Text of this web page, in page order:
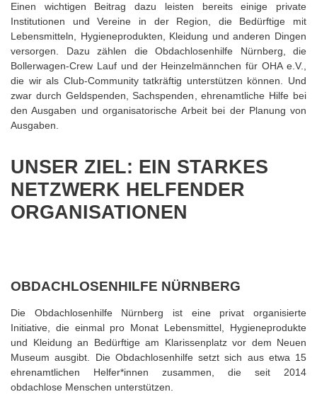
Einen wichtigen Beitrag dazu leisten bereits einige private
Institutionen und Vereine in der Region, die Bedürftige mit
Lebensmitteln, Hygieneprodukten, Kleidung und anderen Dingen
versorgen. Dazu zählen die Obdachlosenhilfe Nürnberg, die
Bollerwagen-Crew Lauf und der Heinzelmännchen für OHA e.V.,
die wir als Club-Community tatkräftig unterstützen können. Und
zwar durch Geldspenden, Sachspenden, ehrenamtliche Hilfe bei
den Ausgaben und organisatorische Arbeit bei der Planung von
Ausgaben.
UNSER ZIEL: EIN STARKES
NETZWERK HELFENDER
ORGANISATIONEN
OBDACHLOSENHILFE NÜRNBERG
Die Obdachlosenhilfe Nürnberg ist eine privat organisierte
Initiative, die einmal pro Monat Lebensmittel, Hygieneprodukte
und Kleidung an Bedürftige am Klarissenplatz vor dem Neuen
Museum ausgibt. Die Obdachlosenhilfe setzt sich aus etwa 15
ehrenamtlichen Helfer*innen zusammen, die seit 2014
obdachlose Menschen unterstützen.